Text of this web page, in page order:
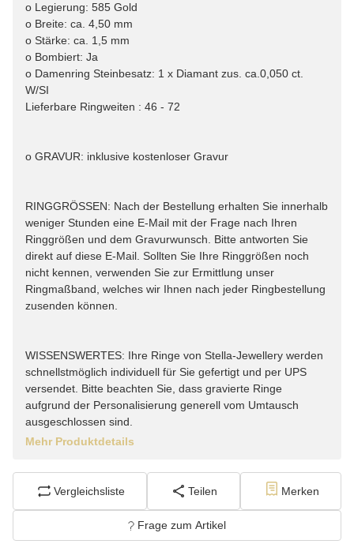
o Legierung: 585 Gold
o Breite: ca. 4,50 mm
o Stärke: ca. 1,5 mm
o Bombiert: Ja
o Damenring Steinbesatz: 1 x Diamant zus. ca.0,050 ct.
W/SI
Lieferbare Ringweiten : 46 - 72
o GRAVUR: inklusive kostenloser Gravur
RINGGRÖSSEN: Nach der Bestellung erhalten Sie innerhalb
weniger Stunden eine E-Mail mit der Frage nach Ihren
Ringgrößen und dem Gravurwunsch. Bitte antworten Sie
direkt auf diese E-Mail. Sollten Sie Ihre Ringgrößen noch
nicht kennen, verwenden Sie zur Ermittlung unser
Ringmaßband, welches wir Ihnen nach jeder Ringbestellung
zusenden können.
WISSENSWERTES: Ihre Ringe von Stella-Jewellery werden
schnellstmöglich individuell für Sie gefertigt und per UPS
versendet. Bitte beachten Sie, dass gravierte Ringe
aufgrund der Personalisierung generell vom Umtausch
ausgeschlossen sind.
Mehr Produktdetails
Vergleichsliste Teilen Merken
Frage zum Artikel